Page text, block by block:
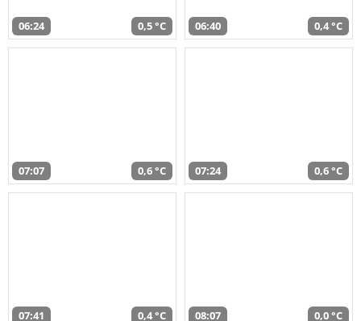
06:24 0,5 °C 06:40 0,4 °C
07:07 0,6 °C 07:24 0,6 °C
07:41 0,4 °C 08:07 0,0 °C